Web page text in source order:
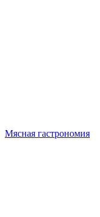
Мясная гастрономия